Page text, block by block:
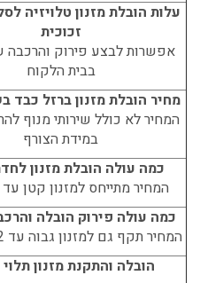
עלות הובלת מזנון טלויזיה
זכוכית
אפשרות לבצע פירוק והרכבה
בבית הלקוח
מחיר הובלת מזנון ברזל כבד
המחיר לא כולל שירותי מנוף
במידת הצורף
כמה עולה הובלת מזנון
המחיר מתייחס למזנון קטן עד 1.2 מטר
כמה עולה פירוק הובלה
המחיר תקף גם למזנון גבוה עד 2 מטר גובה
הובלה והתקנת מזנון תלוי